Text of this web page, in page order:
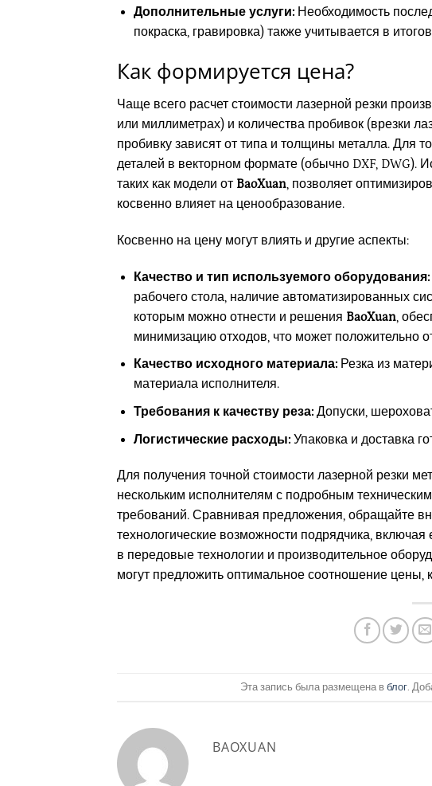
Дополнительные услуги:Необходимость
покраска, гравировка) также учитывается в
Как формируется цена?
Чаще всего расчет стоимости лазерной резки
или миллиметрах) и количества пробивок (врезки
пробивку зависят от типа и толщины металла. Для
деталей в векторном формате (обычно DXF, DWG).
таких как модели от BaoXuan, позволяет
косвенно влияет на ценообразование.
Косвенно на цену могут влиять и другие аспекты:
Качество и тип используемого оборудования:
рабочего стола, наличие автоматизированных
которым можно отнести и решения BaoXuan,
минимизацию отходов, что может положительно
Качество исходного материала:Резка из
материала исполнителя.
Требования к качеству реза:Допуски,
Логистические расходы:Упаковка и доставка
Для получения точной стоимости лазерной резки
нескольким исполнителям с подробным
требований. Сравнивая предложения, обращайте
технологические возможности подрядчика,
в передовые технологии и производительное
могут предложить оптимальное соотношение цены,
Эта запись была размещена в блог.
BAOXUAN